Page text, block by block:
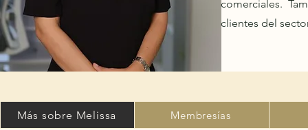
comerciales.
clientes del
Más sobre Melissa Membresías